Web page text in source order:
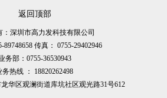
返回顶部
：深圳市高力发科技有限公司
89748658 传真： 0755-29402946
务部：0755-36530943
务热线 ： 18820262498
华区观澜街道库坑社区观光路31号612